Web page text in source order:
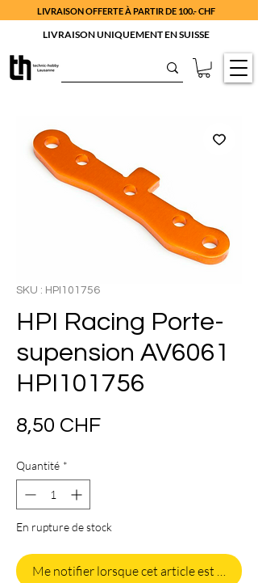
LIVRAISON OFFERTE À PARTIR DE 100.- CHF
LIVRAISON UNIQUEMENT EN SUISSE
SKU : HPI101756
HPI Racing Porte-
supension AV6061
HPI101756
8,50 CHFPrix
Quantité *
En rupture de stock
Me notifier lorsque cet article est